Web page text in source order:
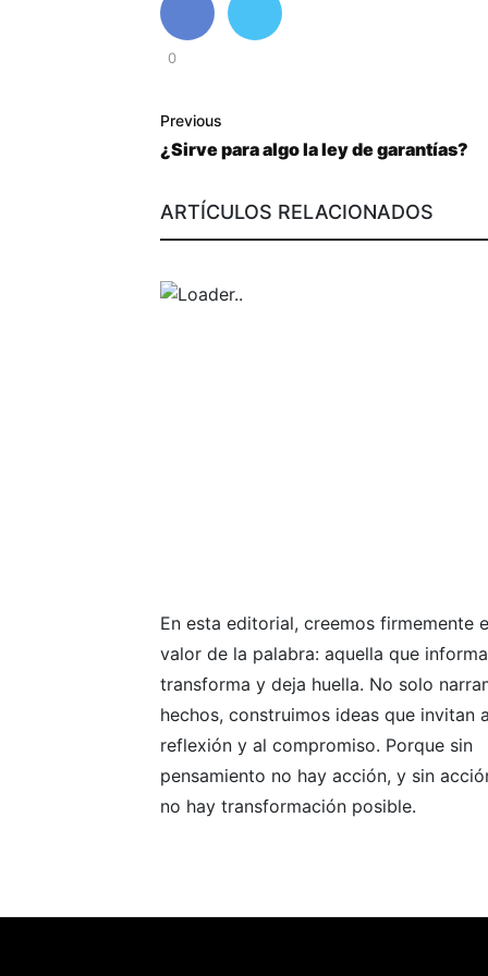
0
Previous
¿Sirve para algo la ley de garantías?
ARTÍCULOS RELACIONADOS
En esta editorial, creemos firmemente
valor de la palabra: aquella que
transforma y deja huella. No solo
hechos, construimos ideas que invitan
reflexión y al compromiso. Porque sin
pensamiento no hay acción, y sin
no hay transformación posible.